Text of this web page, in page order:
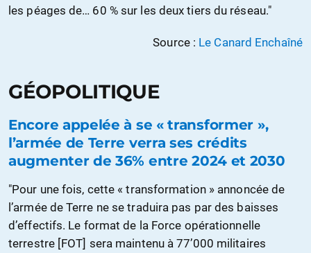
les péages de… 60 % sur les deux tiers du réseau."
Source : Le Canard Enchaîné
GÉOPOLITIQUE
Encore appelée à se « transformer »,
l’armée de Terre verra ses crédits
augmenter de 36% entre 2024 et 2030
"Pour une fois, cette « transformation » annoncée de
l’armée de Terre ne se traduira pas par des baisses
d’effectifs. Le format de la Force opérationnelle
terrestre [FOT] sera maintenu à 77’000 militaires